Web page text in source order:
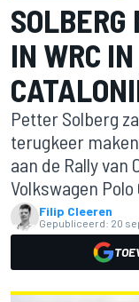
IN WRC
Petter Solberg
terugkeer
aan de Rally van
Volkswagen Polo
Filip Cleeren
Gepubliceerd: 20